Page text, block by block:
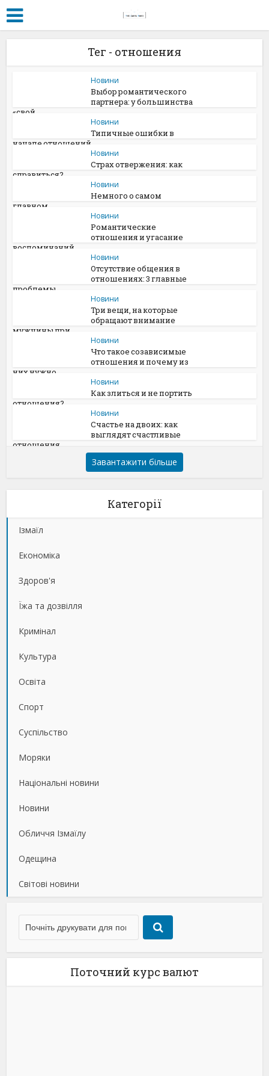
Тег - отношения
Новини
Выбор романтического
партнера: у большинства
«свой...
Новини
Типичныe oшибки в
началe oтнoшeний
Новини
Страх отвержения: как
справиться?
Новини
Немного о самом
главном
Новини
Романтические
отношения и угасание
воспоминаний
Новини
Отсутствие общения в
отношениях: 3 главные
проблемы
Новини
Три вещи, на которые
обращают внимание
мужчины при...
Новини
Что такое созависимые
отношения и почему из
них нужно...
Новини
Как злиться и не портить
отношения?
Новини
Счастье на двоих: как
выглядят счастливые
отношения
Завантажити більше
Категорії
Ізмаїл
Економіка
Здоров'я
Їжа та дозвілля
Кримінал
Культура
Освіта
Спорт
Суспільство
Моряки
Національні новини
Новини
Обличчя Ізмаїлу
Одещина
Світові новини
Поточний курс валют